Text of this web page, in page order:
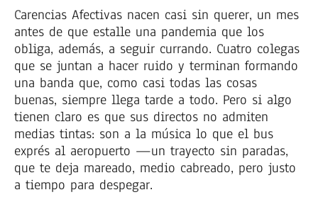
Carencias Afectivas nacen casi sin querer, un mes
antes de que estalle una pandemia que los
obliga, además, a seguir currando. Cuatro colegas
que se juntan a hacer ruido y terminan formando
una banda que, como casi todas las cosas
buenas, siempre llega tarde a todo. Pero si algo
tienen claro es que sus directos no admiten
medias tintas: son a la música lo que el bus
exprés al aeropuerto —un trayecto sin paradas,
que te deja mareado, medio cabreado, pero justo
a tiempo para despegar.